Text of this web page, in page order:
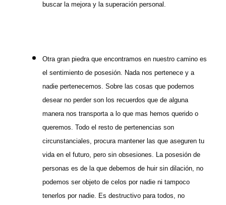
buscar la mejora y la superación personal.
Otra gran piedra que encontramos en nuestro camino es
el sentimiento de posesión. Nada nos pertenece y a
nadie pertenecemos. Sobre las cosas que podemos
desear no perder son los recuerdos que de alguna
manera nos transporta a lo que mas hemos querido o
queremos. Todo el resto de pertenencias son
circunstanciales, procura mantener las que aseguren tu
vida en el futuro, pero sin obsesiones. La posesión de
personas es de la que debemos de huir sin dilación, no
podemos ser objeto de celos por nadie ni tampoco
tenerlos por nadie. Es destructivo para todos, no